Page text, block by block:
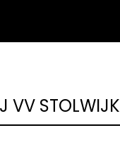
VV STOLWIJK